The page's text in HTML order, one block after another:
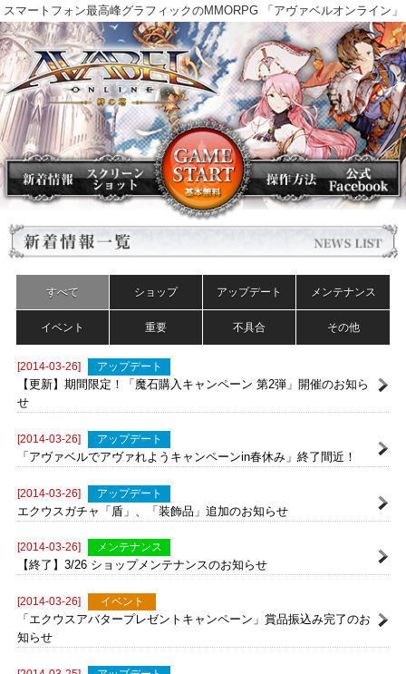
スマートフォン最高峰グラフィックのMMORPG 「アヴァベルオンラ
すべて ショップ アップデート メンテナンス
[2014-03-26] アップデート
【更新】期間限定！「魔石購入キャンペーン 第2弾」開催のお知ら
せ
[2014-03-26] アップデート
「アヴァベルでアヴァれようキャンペーンin春休み」終了間近！
エクウスガチャ「盾」、「装飾品」追加のお知らせ
【終了】3/26 ショップメンテナンスのお知らせ
[2014-03-26] イベント
「エクウスアバタープレゼントキャンペーン」賞品振込み完了のお